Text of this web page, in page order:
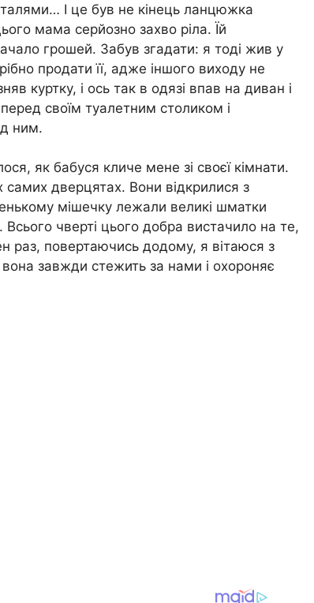
І це був не кінець ланцюжка
мама серйозно захво ріла. Їй
грошей. Забув згадати: я тоді жив у
продати її, адже іншого виходу не
куртку, і ось так в одязі впав на диван і
своїм туалетним столиком і
ним.
як бабуся кличе мене зі своєї кімнати.
самих дверцятах. Вони відкрилися з
мішечку лежали великі шматки
чверті цього добра вистачило на те,
раз, повертаючись додому, я вітаюся з
завжди стежить за нами і охороняє